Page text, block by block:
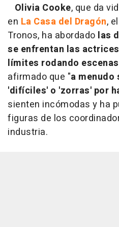
Olivia Cooke, que da
en La Casa del Dragón,
Tronos, ha abordado las
se enfrentan las
límites rodando
afirmado que "a menudo
'difíciles' o 'zorras' por
sienten incómodas y ha
figuras de los
industria.